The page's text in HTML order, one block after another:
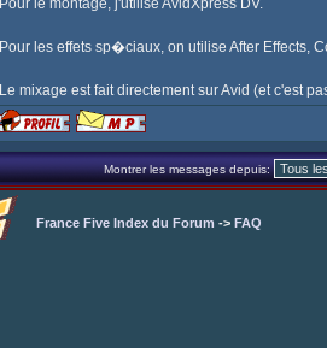
Pour le montage, j'utilise AvidXpress DV.
Pour les effets sp�ciaux, on utilise After Effects,
Le mixage est fait directement sur Avid (et c'est
Montrer les messages depuis:
France Five Index du Forum -> FAQ